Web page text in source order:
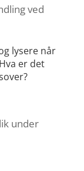
ved
lysere når
er det
under